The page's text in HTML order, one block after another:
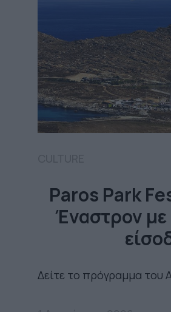
Paros Park
Έναστρον
Δείτε το πρόγραμμα του